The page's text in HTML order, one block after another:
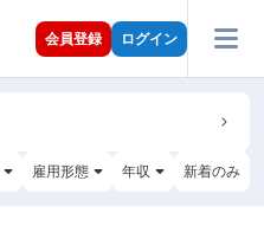
会員登録 ログイン
雇用形態 年収 新着のみ